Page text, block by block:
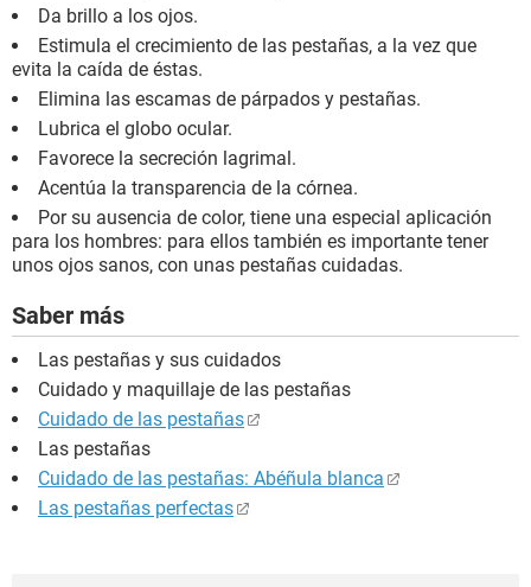
Da brillo a los ojos.
Estimula el crecimiento de las pestañas, a la vez que
evita la caída de éstas.
Elimina las escamas de párpados y pestañas.
Lubrica el globo ocular.
Favorece la secreción lagrimal.
Acentúa la transparencia de la córnea.
Por su ausencia de color, tiene una especial aplicación
para los hombres: para ellos también es importante tener
unos ojos sanos, con unas pestañas cuidadas.
Saber más
Las pestañas y sus cuidados
Cuidado y maquillaje de las pestañas
Cuidado de las pestañas
Las pestañas
Cuidado de las pestañas: Abéñula blanca
Las pestañas perfectas